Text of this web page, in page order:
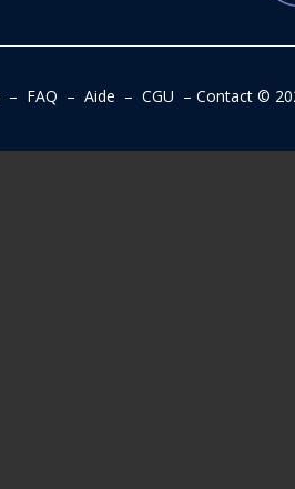
– FAQ – Aide – CGU – Contact©